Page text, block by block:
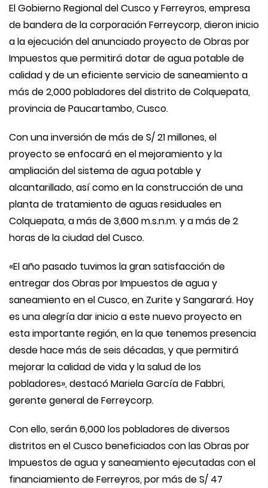
El Gobierno Regional del Cusco y Ferreyros, empresa
de bandera de la corporación Ferreycorp, dieron inicio
a la ejecución del anunciado proyecto de Obras por
Impuestos que permitirá dotar de agua potable de
calidad y de un eficiente servicio de saneamiento a
más de 2,000 pobladores del distrito de Colquepata,
provincia de Paucartambo, Cusco.
Con una inversión de más de S/ 21 millones, el
proyecto se enfocará en el mejoramiento y la
ampliación del sistema de agua potable y
alcantarillado, así como en la construcción de una
planta de tratamiento de aguas residuales en
Colquepata, a más de 3,600 m.s.n.m. y a más de 2
horas de la ciudad del Cusco.
«El año pasado tuvimos la gran satisfacción de
entregar dos Obras por Impuestos de agua y
saneamiento en el Cusco, en Zurite y Sangarará. Hoy
es una alegría dar inicio a este nuevo proyecto en
esta importante región, en la que tenemos presencia
desde hace más de seis décadas, y que permitirá
mejorar la calidad de vida y la salud de los
pobladores», destacó Mariela García de Fabbri,
gerente general de Ferreycorp.
Con ello, serán 6,000 los pobladores de diversos
distritos en el Cusco beneficiados con las Obras por
Impuestos de agua y saneamiento ejecutadas con el
financiamiento de Ferreyros, por más de S/ 47